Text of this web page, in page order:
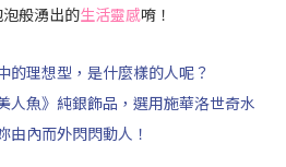
般湧出的生活靈感唷！
的理想型，是什麼樣的人呢？
人魚》純銀飾品，選用施華洛世奇水
由內而外閃閃動人！